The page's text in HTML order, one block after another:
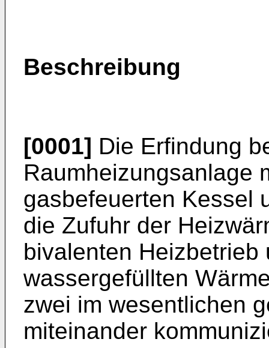
Beschreibung
[0001] Die Erfindung
Raumheizungsanlage
gasbefeuerten Kessel
die Zufuhr der
bivalenten Heizbetrieb
wassergefüllten
zwei im wesentlichen
miteinander